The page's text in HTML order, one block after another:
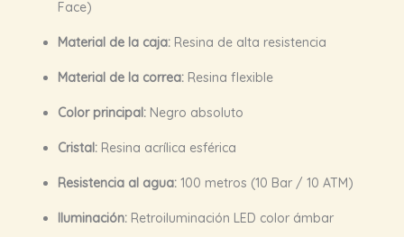
Face)
Material de la caja:Resina de alta resistencia
Material de la correa:Resina flexible
Color principal:Negro absoluto
Cristal:Resina acrílica esférica
Resistencia al agua:100 metros (10 Bar / 10 ATM)
Iluminación:Retroiluminación LED color ámbar